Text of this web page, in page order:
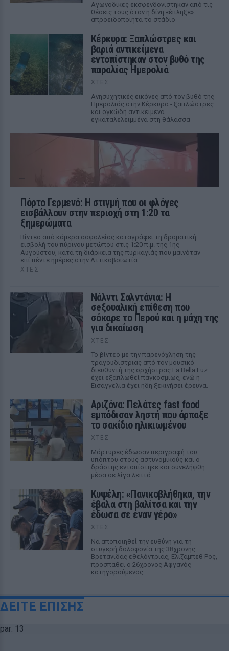
Αγωνοδίκες εκσφενδονίστηκαν από τις
θέσεις τους όταν η δίνη «έπληξε»
απροειδοποίητα το στάδιο
Κέρκυρα: Ξαπλώστρες και
βαριά αντικείμενα
εντοπίστηκαν στον βυθό της
παραλίας Ημερολιά
ΧΤΕΣ
Ανησυχητικές εικόνες από τον βυθό της
Ημερολιάς στην Κέρκυρα - ξαπλώστρες
και ογκώδη αντικείμενα
εγκαταλελειμμένα στη θάλασσα
Πόρτο Γερμενό: Η στιγμή που οι φλόγες
εισβάλλουν στην περιοχή στη 1:20 τα
ξημερώματα
Βίντεο από κάμερα ασφαλείας καταγράφει τη δραματική
εισβολή του πύρινου μετώπου στις 1:20 π.μ. της 1ης
Αυγούστου, κατά τη διάρκεια της πυρκαγιάς που μαινόταν
επί πέντε ημέρες στην Αττικοβοιωτία.
ΧΤΕΣ
Νάλντι Σαλντάνια: Η
σeξουαλική επίθεση που
σόκαρε το Περού και η μάχη της
για δικαίωση
ΧΤΕΣ
Το βίντεο με την παρενόχληση της
τραγουδίστριας από τον μουσικό
διευθυντή της ορχήστρας La Bella Luz
έχει εξαπλωθεί παγκοσμίως, ενώ η
Εισαγγελία έχει ήδη ξεκινήσει έρευνα.
Αριζόνα: Πελάτες fast food
εμπόδισαν ληστή που άρπαξε
το σακίδιο ηλικιωμένου
ΧΤΕΣ
Μάρτυρες έδωσαν περιγραφή του
υπόπτου στους αστυνομικούς και ο
δράστης εντοπίστηκε και συνελήφθη
μέσα σε λίγα λεπτά
Κυψέλη: «Πανικοβλήθηκα, την
έβαλα στη βαλίτσα και την
έδωσα σε έναν γέρο»
ΧΤΕΣ
Να αποποιηθεί την ευθύνη για τη
στυγερή δολοφονία της 38χρονης
Βρετανίδας εθελόντριας, Ελίζαμπεθ Ρος,
προσπαθεί ο 26χρονος Αφγανός
κατηγορούμενος
ΔΕΙΤΕ ΕΠΙΣΗΣ
par: 13